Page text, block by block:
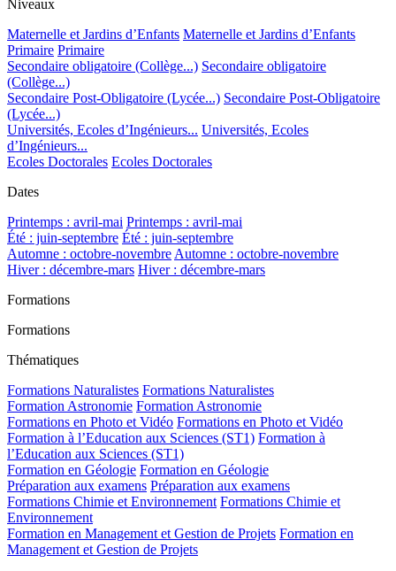
Niveaux
Maternelle et Jardins d’Enfants Maternelle et Jardins d’Enfants
Primaire Primaire
Secondaire obligatoire (Collège...) Secondaire obligatoire
(Collège...)
Secondaire Post-Obligatoire (Lycée...) Secondaire Post-Obligatoire
(Lycée...)
Universités, Ecoles d’Ingénieurs... Universités, Ecoles
d’Ingénieurs...
Ecoles Doctorales Ecoles Doctorales
Dates
Printemps : avril-mai Printemps : avril-mai
Été : juin-septembre Été : juin-septembre
Automne : octobre-novembreAutomne : octobre-novembre
Hiver : décembre-mars Hiver : décembre-mars
Formations
Formations
Thématiques
Formations Naturalistes Formations Naturalistes
Formation Astronomie Formation Astronomie
Formations en Photo et Vidéo Formations en Photo et Vidéo
Formation à l’Education aux Sciences (ST1) Formation à
l’Education aux Sciences (ST1)
Formation en Géologie Formation en Géologie
Préparation aux examens Préparation aux examens
Formations Chimie et Environnement Formations Chimie et
Environnement
Formation en Management et Gestion de Projets Formation en
Management et Gestion de Projets